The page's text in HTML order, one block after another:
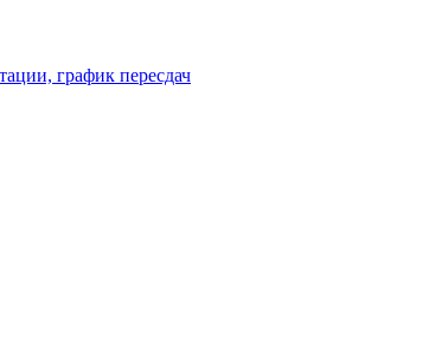
график пересдач